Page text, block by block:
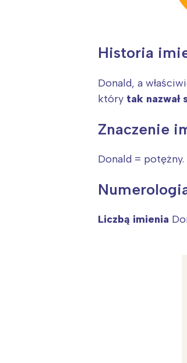
Historia
Donald, a
który tak nazwał
Znaczenie
Donald = potężny.
Liczbą imienia